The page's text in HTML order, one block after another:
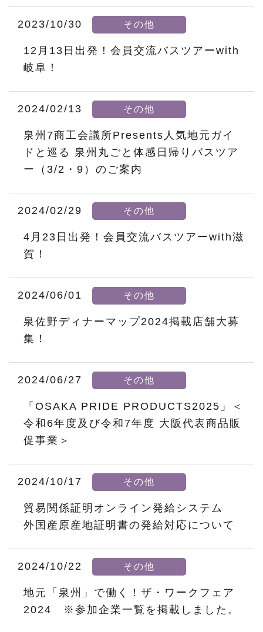
2023/10/30 その他
12月13日出発！会員交流バスツアーwith
岐阜！
2024/02/13 その他
泉州7商工会議所Presents人気地元ガイ
ドと巡る 泉州丸ごと体感日帰りバスツア
ー（3/2・9）のご案内
2024/02/29 その他
4月23日出発！会員交流バスツアーwith滋
賀！
2024/06/01 その他
泉佐野ディナーマップ2024掲載店舗大募
集！
2024/06/27 その他
「OSAKA PRIDE PRODUCTS2025」＜
令和6年度及び令和7年度 大阪代表商品販
促事業＞
2024/10/17 その他
貿易関係証明オンライン発給システム
外国産原産地証明書の発給対応について
2024/10/22 その他
地元「泉州」で働く！ザ・ワークフェア
2024 ※参加企業一覧を掲載しました。